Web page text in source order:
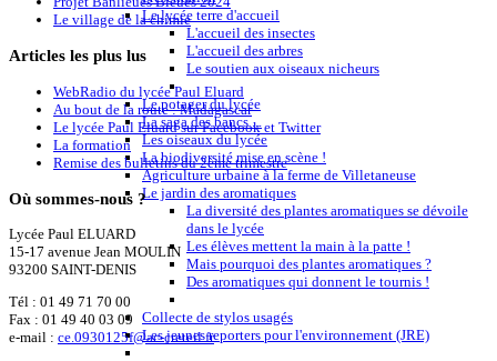
Le lycée terre d'accueil
L'accueil des insectes
L'accueil des arbres
Le soutien aux oiseaux nicheurs
Le potager du lycée
La saga des bancs ...
Les oiseaux du lycée
La biodiversité mise en scène !
Agriculture urbaine à la ferme de Villetaneuse
Le jardin des aromatiques
La diversité des plantes aromatiques se dévoile
dans le lycée
Les élèves mettent la main à la patte !
Mais pourquoi des plantes aromatiques ?
Des aromatiques qui donnent le tournis !
Collecte de stylos usagés
Les jeunes reporters pour l'environnement (JRE)
Le village de la chimie
Articles les plus lus
WebRadio du lycée Paul Eluard
Au bout de la route : Madagascar
Le lycée Paul Eluard sur Facebook et Twitter
La formation
Remise des bulletins du 2ème trimestre
Où sommes-nous ?
Lycée Paul ELUARD
15-17 avenue Jean MOULIN
93200 SAINT-DENIS
Tél : 01 49 71 70 00
Fax : 01 49 40 03 09
e-mail : ce.0930125f@ac-creteil.fr